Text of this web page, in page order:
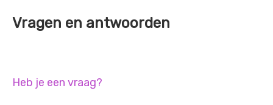
Vragen en antwoorden
Heb je een vraag?